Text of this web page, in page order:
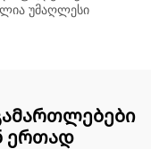
უმაღლესი
ერთად